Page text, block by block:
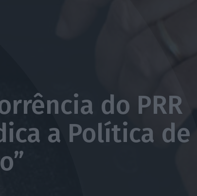
do PRR
a Política de